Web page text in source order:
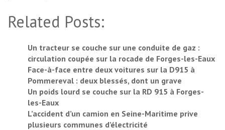
Related Posts:
Un tracteur se couche sur une conduite de gaz :
circulation coupée sur la rocade de Forges-les-Eaux
Face-à-face entre deux voitures sur la D915 à
Pommereval : deux blessés, dont un grave
Un poids lourd se couche sur la RD 915 à Forges-
les-Eaux
L’accident d’un camion en Seine-Maritime prive
plusieurs communes d’électricité